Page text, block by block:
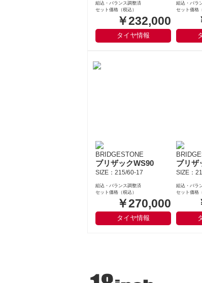
組込・バランス調整済
セット価格（税込）
￥232,000
タイヤ情報
組込・バラ
セット価格
BRIDGESTONE
ブリザックWS90
SIZE：215/60-17
組込・バランス調整済
セット価格（税込）
￥270,000
タイヤ情報
ブリザ
SIZE：
組込・バラ
セット価格